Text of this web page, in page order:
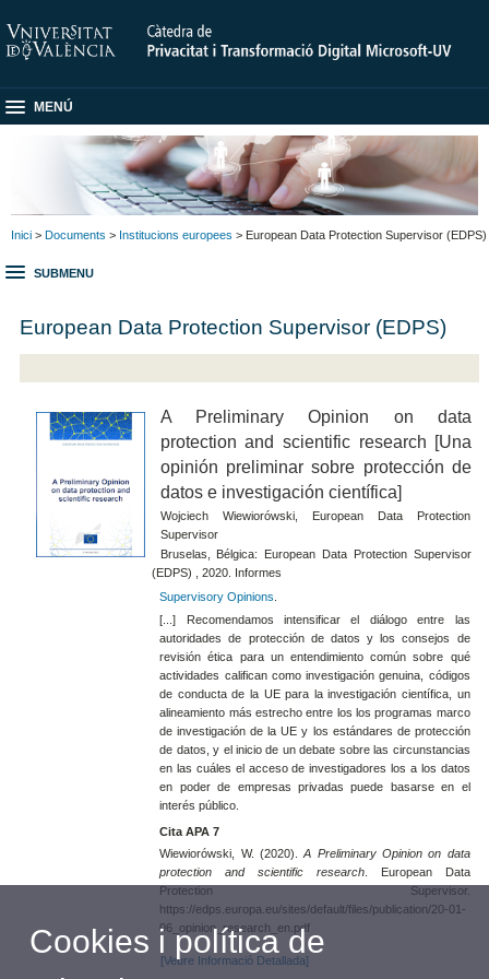
MENÚ
Inici > Documents > Institucions europees > European Data Protection Supervisor (EDPS)
SUBMENU
European Data Protection Supervisor (EDPS)
A Preliminary Opinion on data
protection and scientific research [Una
opinión preliminar sobre protección de
datos e investigación científica]
Wojciech Wiewiorówski, European Data Protection
Supervisor
Bruselas, Bélgica: European Data Protection Supervisor
(EDPS) , 2020. Informes
Supervisory Opinions
[...] Recomendamos intensificar el diálogo entre las
autoridades de protección de datos y los consejos de
revisión ética para un entendimiento común sobre qué
actividades califican como investigación genuina, códigos
de conducta de la UE para la investigación científica, un
alineamiento más estrecho entre los los programas marco
de investigación de la UE y los estándares de protección
de datos, y el inicio de un debate sobre las circunstancias
en las cuáles el acceso de investigadores los a los datos
en poder de empresas privadas puede basarse en el
interés público.
Cita APA 7
Wiewiorówski, W. (2020).A Preliminary Opinion on data
protection and scientific research. European Data
Protection Supervisor.
https://edps.europa.eu/sites/default/files/publication/20-01-
06_opinion_research_en.pdf
[Veure Informació Detallada]
Cookies i política de